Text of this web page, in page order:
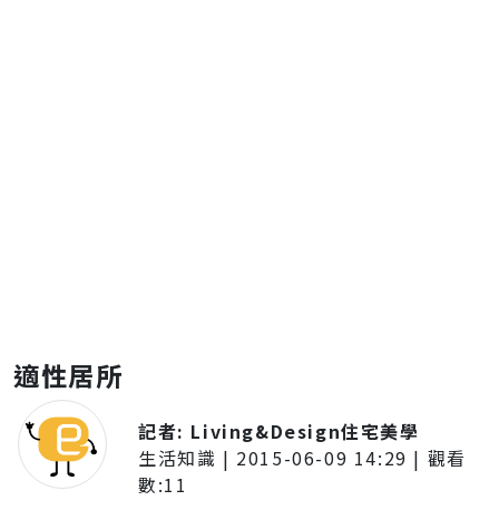
適性居所
記者: Living&Design住宅美學
生活知識 | 2015-06-09 14:29 | 觀看
數:11